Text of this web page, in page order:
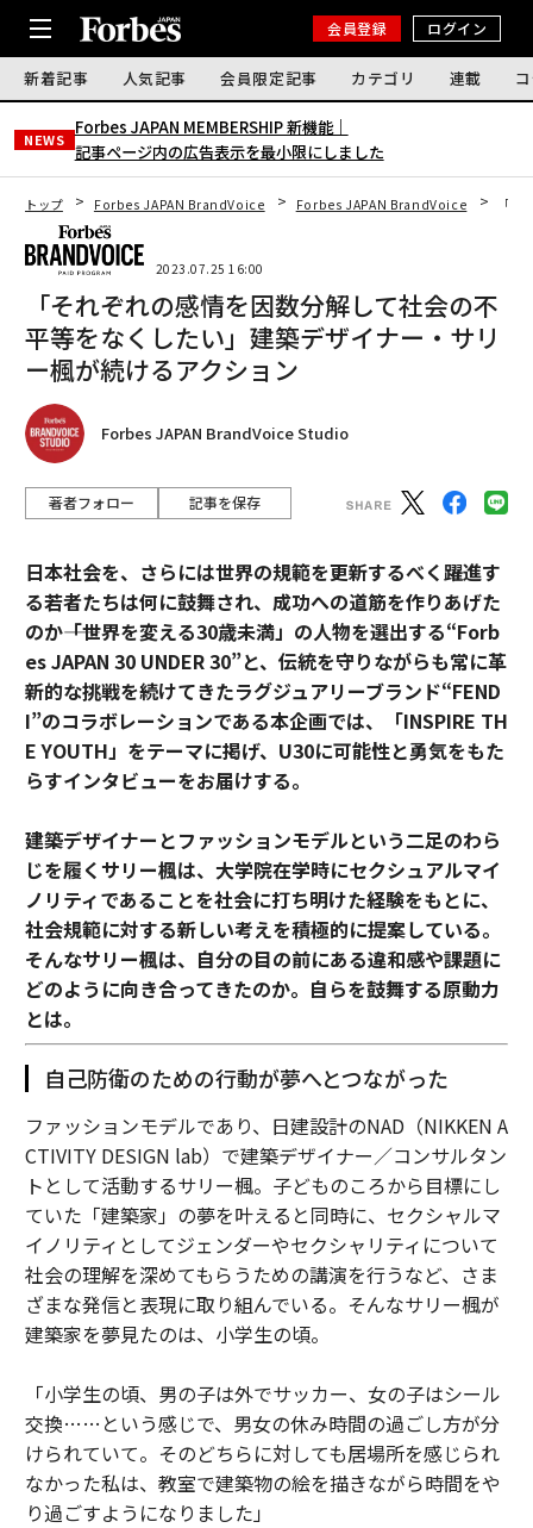
会員登録 ログイン
新着記事 人気記事 会員限定記事 カテゴリ 連載
NEWS
Forbes JAPAN MEMBERSHIP 新機能｜
記事ページ内の広告表示を最小限にしました
トップ Forbes JAPAN BrandVoice Forbes JAPAN BrandVoice 「
2023.07.25 16:00
「それぞれの感情を因数分解して社会の不
平等をなくしたい」建築デザイナー・サリ
ー楓が続けるアクション
Forbes JAPAN BrandVoice Studio
著者フォロー 記事を保存
日本社会を、さらには世界の規範を更新するべく躍進す
る若者たちは何に鼓舞され、成功への道筋を作りあげた
のか――「世界を変える30歳未満」の人物を選出する“Forb
es JAPAN 30 UNDER 30”と、伝統を守りながらも常に革
新的な挑戦を続けてきたラグジュアリーブランド“FEND
I”のコラボレーションである本企画では、「INSPIRE TH
E YOUTH」をテーマに掲げ、U30に可能性と勇気をもた
らすインタビューをお届けする。
建築デザイナーとファッションモデルという二足のわら
じを履くサリー楓は、大学院在学時にセクシュアルマイ
ノリティであることを社会に打ち明けた経験をもとに、
社会規範に対する新しい考えを積極的に提案している。
そんなサリー楓は、自分の目の前にある違和感や課題に
どのように向き合ってきたのか。自らを鼓舞する原動力
とは。
自己防衛のための行動が夢へとつながった
ファッションモデルであり、日建設計のNAD（NIKKEN A
CTIVITY DESIGN lab）で建築デザイナー／コンサルタン
トとして活動するサリー楓。子どものころから目標にし
ていた「建築家」の夢を叶えると同時に、セクシャルマ
イノリティとしてジェンダーやセクシャリティについて
社会の理解を深めてもらうための講演を行うなど、さま
ざまな発信と表現に取り組んでいる。そんなサリー楓が
建築家を夢見たのは、小学生の頃。
「小学生の頃、男の子は外でサッカー、女の子はシール
交換……という感じで、男女の休み時間の過ごし方が分
けられていて。そのどちらに対しても居場所を感じられ
なかった私は、教室で建築物の絵を描きながら時間をや
り過ごすようになりました」